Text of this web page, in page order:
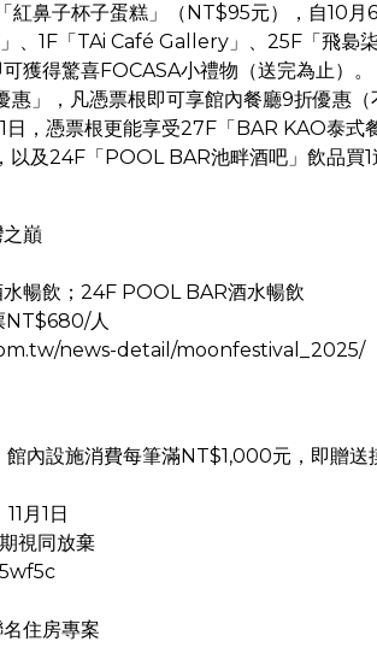
紅鼻子杯子蛋糕」（NT$95元），自10月
、1F「TAi Café Gallery」、25F「飛裊
獲得驚喜FOCASA小禮物（送完為止）。
」，凡憑票根即可享館內餐廳9折優惠（
日，憑票根更能享受27F「BAR KAO泰式
以及24F「POOL BAR池畔酒吧」飲品買1
巔
暢飲；24F POOL BAR酒水暢飲
NT$680/人
news-detail/moonfestival_2025/
內設施消費每筆滿NT$1,000元，即贈送
月1日
視同放棄
住房專案